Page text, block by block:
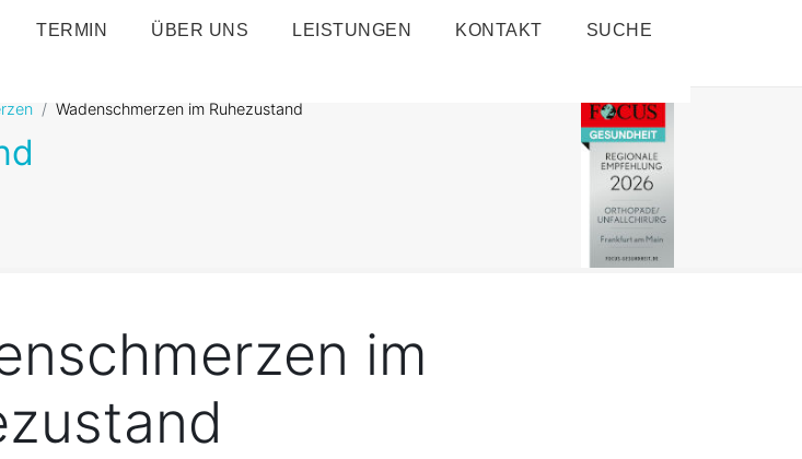
TERMIN ÜBER UNS LEISTUNGEN KONTAKT SUCHE
Wadenschmerzen im Ruhezustand
im